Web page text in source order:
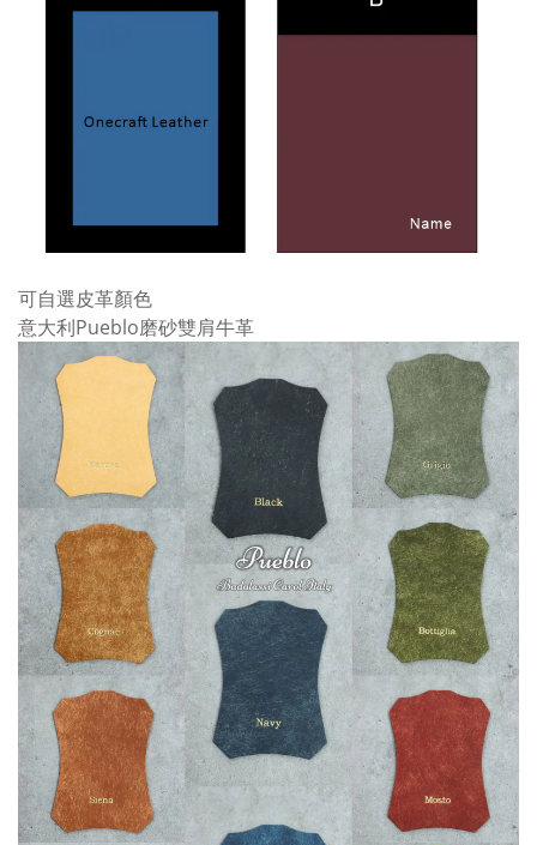
可自選皮革顏色
意大利Pueblo磨砂雙肩牛革